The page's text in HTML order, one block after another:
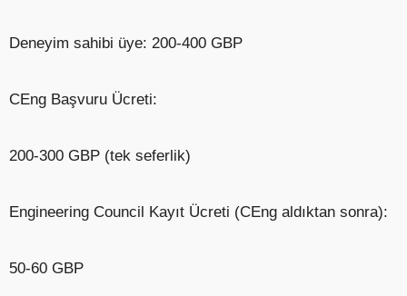
Deneyim sahibi üye: 200-400 GBP
CEng Başvuru Ücreti:
200-300 GBP (tek seferlik)
Engineering Council Kayıt Ücreti (CEng aldıktan sonra):
50-60 GBP